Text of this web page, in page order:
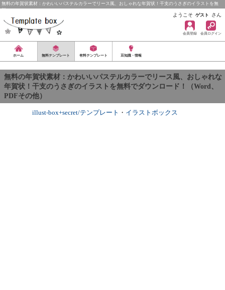
無料の年賀状素材：かわいいパステルカラーでリース風、おしゃれな年賀状！干支のうさぎのイラストを無
料…
ようこそ ゲスト さん
会員登録 会員ログイン
ホーム 無料テンプレート 有料テンプレート 豆知識・情報
無料の年賀状素材：かわいいパステルカラーでリース風、おしゃれな
年賀状！干支のうさぎのイラストを無料でダウンロード！（Word、
PDFその他）
illust-box+secret/テンプレート ・ イラストボックス